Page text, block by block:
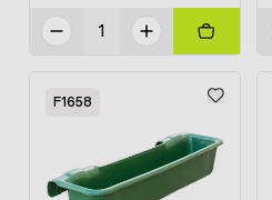
F1658